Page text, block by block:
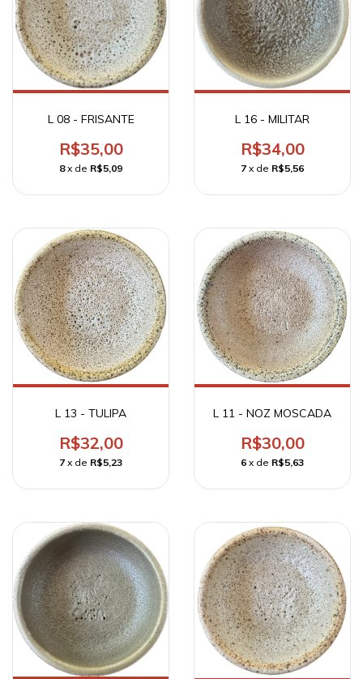
L 08 - FRISANTE
R$35,00
8 x de R$5,09
L 16 - MILITAR
R$34,00
7 x de R$5,56
L 13 - TULIPA
R$32,00
7 x de R$5,23
L 11 - NOZ MOSCADA
R$30,00
6 x de R$5,63